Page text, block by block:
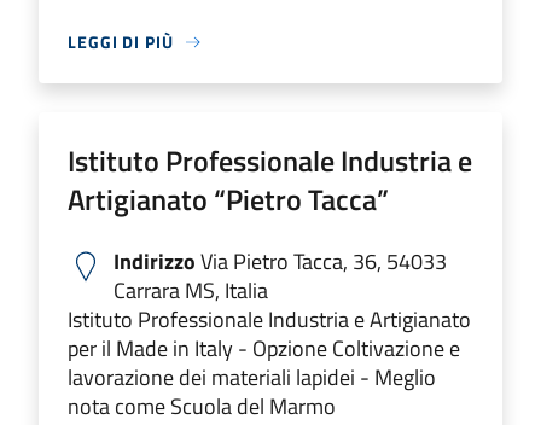
LEGGI DI PIÙ
Istituto Professionale Industria e
Artigianato “Pietro Tacca”
IndirizzoVia Pietro Tacca, 36, 54033
Carrara MS, Italia
Istituto Professionale Industria e Artigianato
per il Made in Italy - Opzione Coltivazione e
lavorazione dei materiali lapidei - Meglio
nota come Scuola del Marmo